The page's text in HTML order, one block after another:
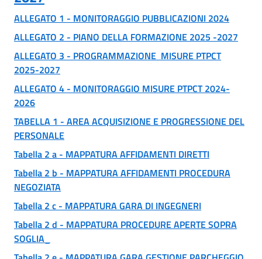
ALLEGATO 1 - MONITORAGGIO PUBBLICAZIONI 2024
ALLEGATO 2 - PIANO DELLA FORMAZIONE 2025 -2027
ALLEGATO 3 - PROGRAMMAZIONE MISURE PTPCT
2025-2027
ALLEGATO 4 - MONITORAGGIO MISURE PTPCT 2024-
2026
TABELLA 1 - AREA ACQUISIZIONE E PROGRESSIONE DEL
PERSONALE
Tabella 2 a - MAPPATURA AFFIDAMENTI DIRETTI
Tabella 2 b - MAPPATURA AFFIDAMENTI PROCEDURA
NEGOZIATA
Tabella 2 c - MAPPATURA GARA DI INGEGNERI
Tabella 2 d - MAPPATURA PROCEDURE APERTE SOPRA
SOGLIA_